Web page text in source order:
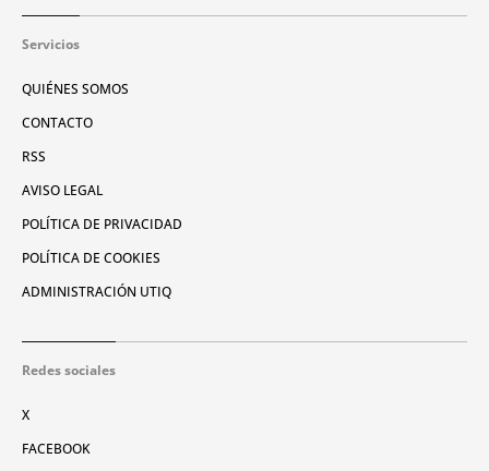
Servicios
QUIÉNES SOMOS
CONTACTO
RSS
AVISO LEGAL
POLÍTICA DE PRIVACIDAD
POLÍTICA DE COOKIES
ADMINISTRACIÓN UTIQ
Redes sociales
X
FACEBOOK